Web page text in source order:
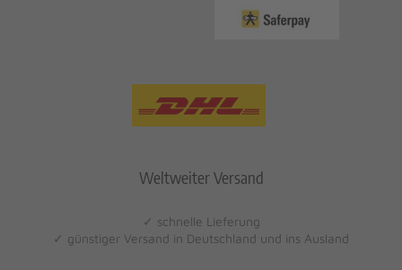
Weltweiter Versand
✓ schnelle Lieferung
✓ günstiger Versand in Deutschland und ins Ausland